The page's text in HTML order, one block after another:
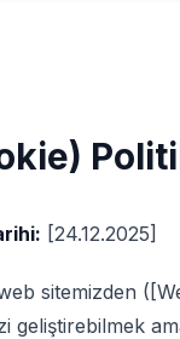
[24.12.2025]
sitemizden
geliştirebilmek